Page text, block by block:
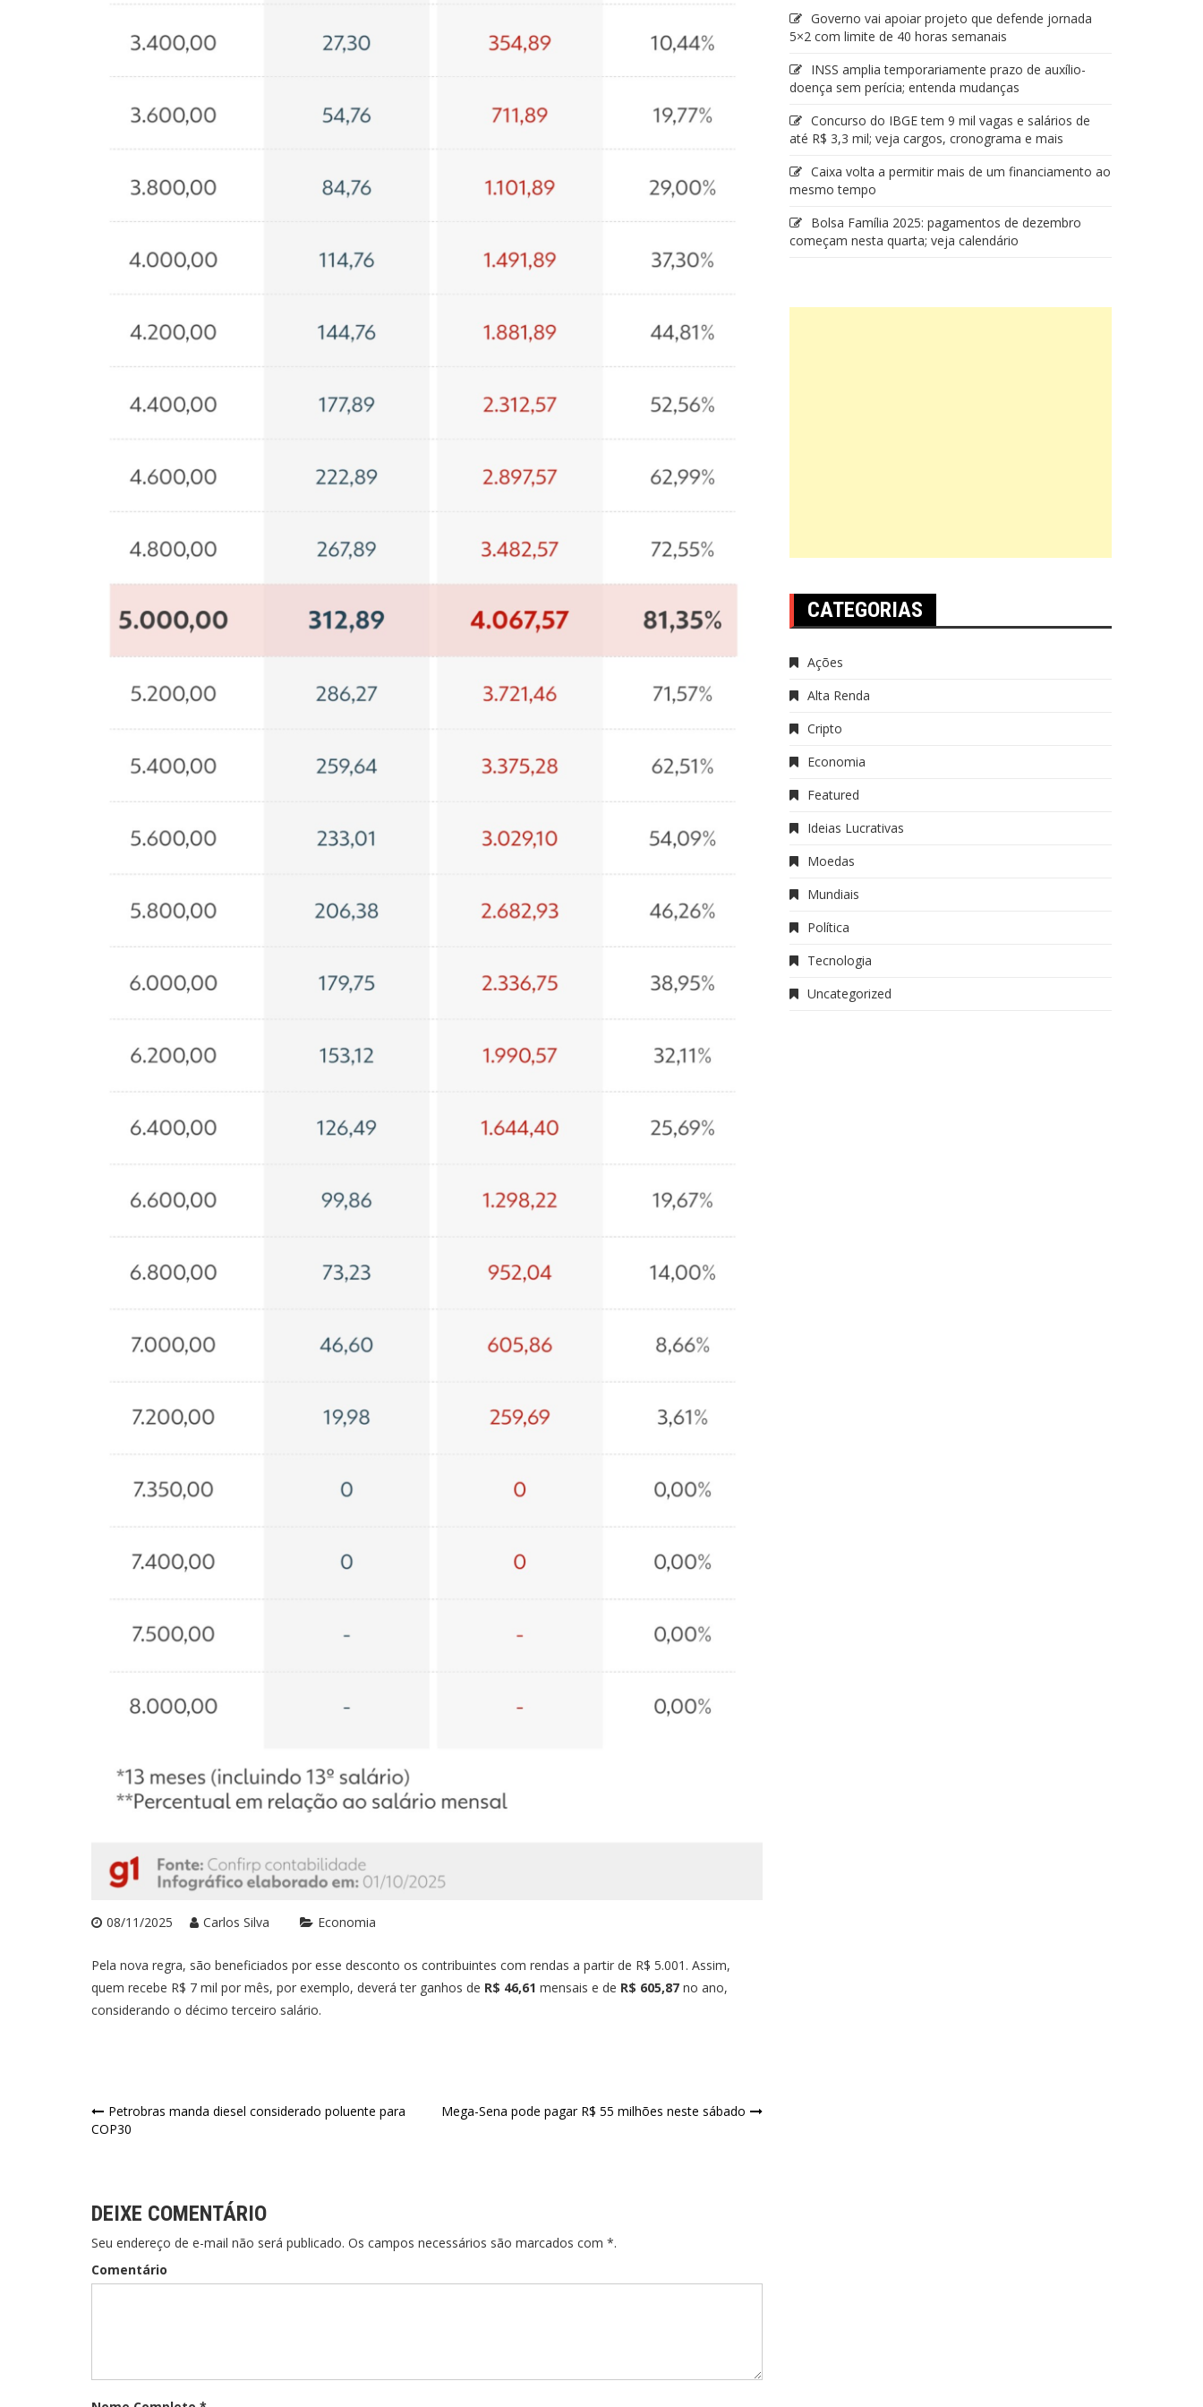
08/11/2025 Carlos Silva Economia
Pela nova regra, são beneficiados por esse desconto os contribuintes com rendas a partir de R$ 5.001. Assim,
quem recebe R$ 7 mil por mês, por exemplo, deverá ter ganhos de R$ 46,61 mensais e de R$ 605,87 no ano,
considerando o décimo terceiro salário.
Navegação
Petrobras manda diesel considerado poluente para
COP30
Mega-Sena pode pagar R$ 55 milhões neste sábado
DEIXE COMENTÁRIO
Seu endereço de e-mail não será publicado. Os campos necessários são marcados com *.
Comentário
Governo vai apoiar projeto que defende jornada
5×2 com limite de 40 horas semanais
INSS amplia temporariamente prazo de auxílio-
doença sem perícia; entenda mudanças
Concurso do IBGE tem 9 mil vagas e salários de
até R$ 3,3 mil; veja cargos, cronograma e mais
Caixa volta a permitir mais de um financiamento ao
mesmo tempo
Bolsa Família 2025: pagamentos de dezembro
começam nesta quarta; veja calendário
CATEGORIAS
Ações
Alta Renda
Cripto
Economia
Featured
Ideias Lucrativas
Moedas
Mundiais
Política
Tecnologia
Uncategorized